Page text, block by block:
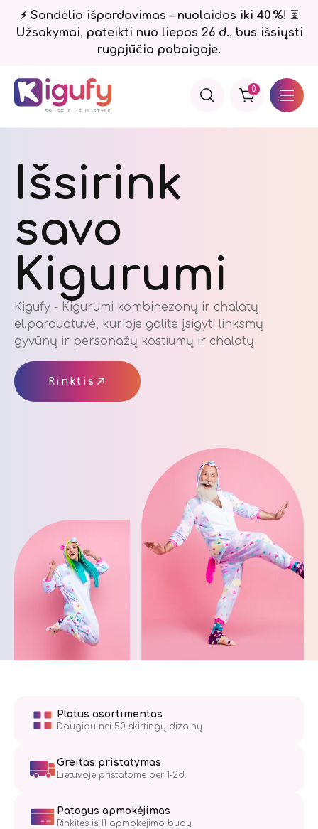
⚡ Sandėlio išpardavimas – nuolaidos iki 40 %! ⏳
Užsakymai, pateikti nuo liepos 26 d., bus išsiųsti
rugpjūčio pabaigoje.
0
Išsirink
savo
Kigurumi
Kigufy - Kigurumi kombinezonų ir chalatų
el.parduotuvė, kurioje galite įsigyti linksmų
gyvūnų ir personažų kostiumų ir chalatų
Rinktis
Platus asortimentas
Daugiau nei 50 skirtingų dizainų
Greitas pristatymas
Lietuvoje pristatome per 1-2d.
Patogus apmokėjimas
Rinkitės iš 11 apmokėjimo būdų